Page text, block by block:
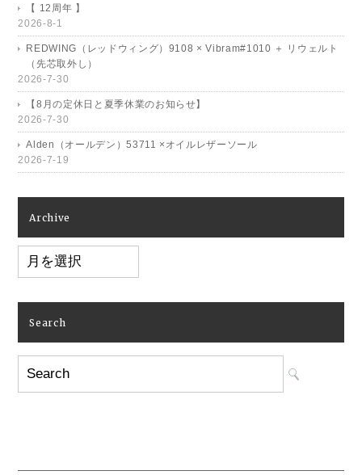
【 12周年 】
2026-8-1
REDWING（レッドウィング）9108 × Vibram#1010 ＋ リウェルト
（先芯取外し）
2026-7-30
【8月の定休日と夏季休業のお知らせ】
2026-7-30
Alden（オールデン）53711 ×オイルレザーソール
2026-7-19
Archive
Archive
Search